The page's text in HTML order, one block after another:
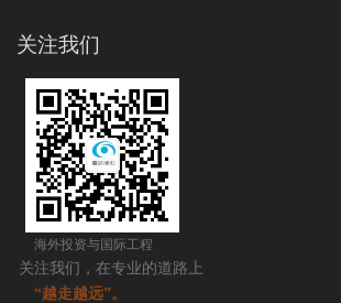
关注我们
海外投资与国际工程
关注我们，在专业的道路上
“越走越远”。